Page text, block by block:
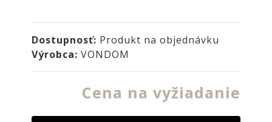
Dostupnosť: Produkt na objednávku
Výrobca:VONDOM
Cena na vyžiadanie